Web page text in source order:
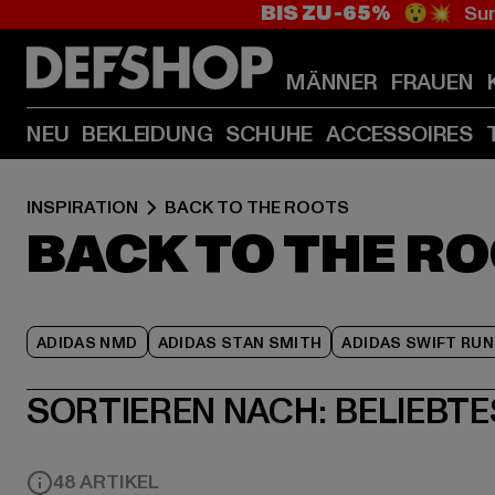
BIS ZU -65% 😲💥
MÄNNER FRAUEN
NEU BEKLEIDUNG SCHUHE ACCESSOIRES
INSPIRATION BACK TO THE ROOTS
BACK TO THE
ADIDAS NMD ADIDAS STAN SMITH ADIDAS SWIFT RUN
SORTIEREN NACH:
48 ARTIKEL